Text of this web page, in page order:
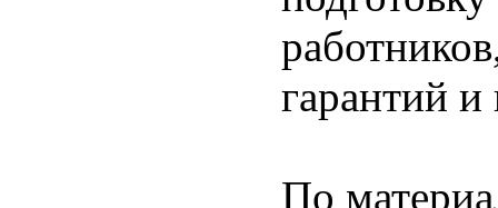
гарантий
По